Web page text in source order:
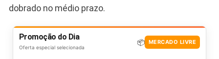
dobrado no médio prazo.
Promoção do Dia
Oferta especial selecionada
📦 MERCADO LIVRE